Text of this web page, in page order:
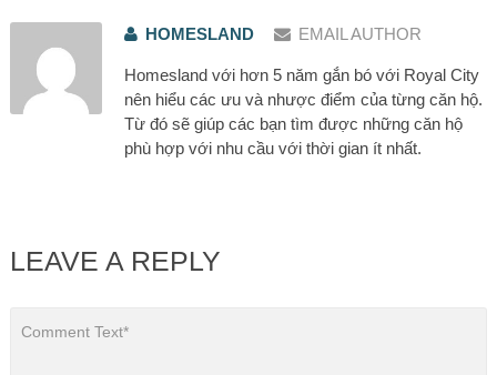
HOMESLAND EMAIL AUTHOR
Homesland với hơn 5 năm gắn bó với Royal City
nên hiểu các ưu và nhược điểm của từng căn hộ.
Từ đó sẽ giúp các bạn tìm được những căn hộ
phù hợp với nhu cầu với thời gian ít nhất.
LEAVE A REPLY